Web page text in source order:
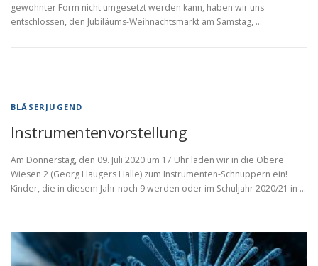
gewohnter Form nicht umgesetzt werden kann, haben wir uns
entschlossen, den Jubiläums-Weihnachtsmarkt am Samstag, …
BLÄSERJUGEND
Instrumentenvorstellung
Am Donnerstag, den 09. Juli 2020 um 17 Uhr laden wir in die Obere
Wiesen 2 (Georg Haugers Halle) zum Instrumenten-Schnuppern ein!
Kinder, die in diesem Jahr noch 9 werden oder im Schuljahr 2020/21 in …